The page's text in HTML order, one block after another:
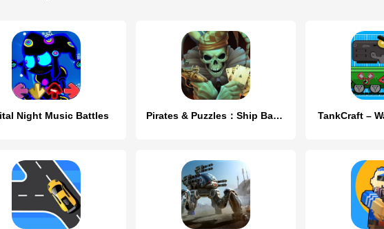
Night Music Battles Pirates & Puzzles：Ship Battles TankCraft –